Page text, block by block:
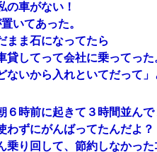
の車がない！
いてあった。
まま石になってたら
貸してって会社に乗ってった
ないから入れといてだって」
６時前に起きて３時間並ん
わずにがんばってたんだよ？
乗り回して、節約しなかった